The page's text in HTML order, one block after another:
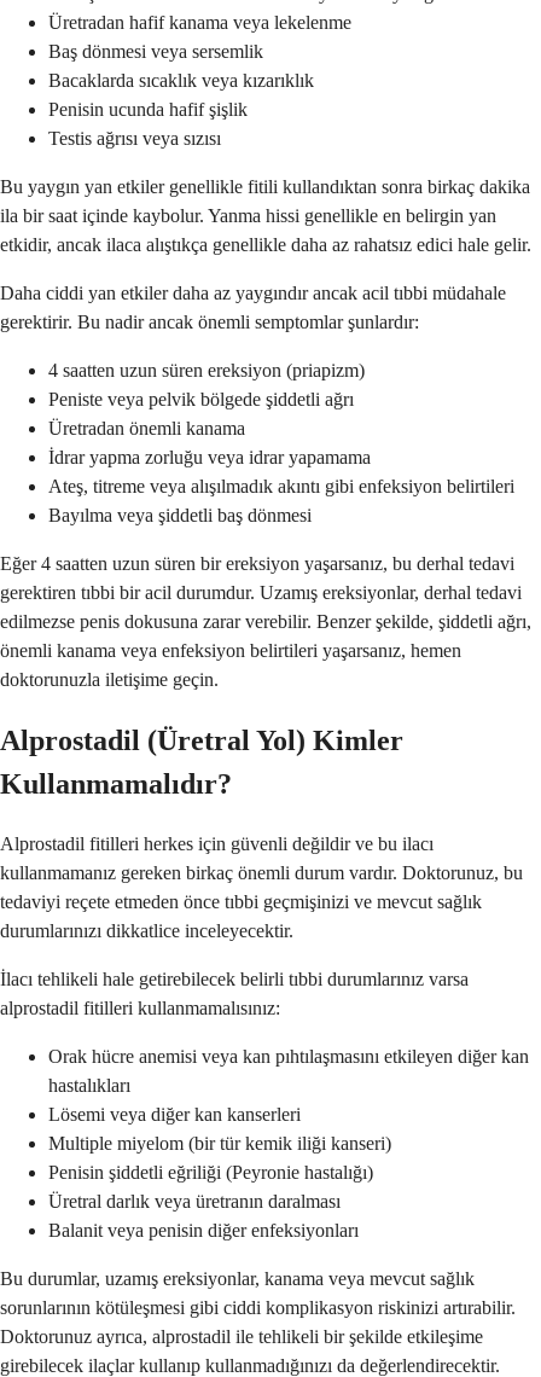
Üretradan hafif kanama veya lekelenme
Baş dönmesi veya sersemlik
Bacaklarda sıcaklık veya kızarıklık
Penisin ucunda hafif şişlik
Testis ağrısı veya sızısı
Bu yaygın yan etkiler genellikle fitili kullandıktan sonra birkaç dakika
ila bir saat içinde kaybolur. Yanma hissi genellikle en belirgin yan
etkidir, ancak ilaca alıştıkça genellikle daha az rahatsız edici hale gelir.
Daha ciddi yan etkiler daha az yaygındır ancak acil tıbbi müdahale
gerektirir. Bu nadir ancak önemli semptomlar şunlardır:
4 saatten uzun süren ereksiyon (priapizm)
Peniste veya pelvik bölgede şiddetli ağrı
Üretradan önemli kanama
İdrar yapma zorluğu veya idrar yapamama
Ateş, titreme veya alışılmadık akıntı gibi enfeksiyon belirtileri
Bayılma veya şiddetli baş dönmesi
Eğer 4 saatten uzun süren bir ereksiyon yaşarsanız, bu derhal tedavi
gerektiren tıbbi bir acil durumdur. Uzamış ereksiyonlar, derhal tedavi
edilmezse penis dokusuna zarar verebilir. Benzer şekilde, şiddetli ağrı,
önemli kanama veya enfeksiyon belirtileri yaşarsanız, hemen
doktorunuzla iletişime geçin.
Alprostadil (Üretral Yol) Kimler
Kullanmamalıdır?
Alprostadil fitilleri herkes için güvenli değildir ve bu ilacı
kullanmamanız gereken birkaç önemli durum vardır. Doktorunuz, bu
tedaviyi reçete etmeden önce tıbbi geçmişinizi ve mevcut sağlık
durumlarınızı dikkatlice inceleyecektir.
İlacı tehlikeli hale getirebilecek belirli tıbbi durumlarınız varsa
alprostadil fitilleri kullanmamalısınız:
Orak hücre anemisi veya kan pıhtılaşmasını etkileyen diğer kan
hastalıkları
Lösemi veya diğer kan kanserleri
Multiple miyelom (bir tür kemik iliği kanseri)
Penisin şiddetli eğriliği (Peyronie hastalığı)
Üretral darlık veya üretranın daralması
Balanit veya penisin diğer enfeksiyonları
Bu durumlar, uzamış ereksiyonlar, kanama veya mevcut sağlık
sorunlarının kötüleşmesi gibi ciddi komplikasyon riskinizi artırabilir.
Doktorunuz ayrıca, alprostadil ile tehlikeli bir şekilde etkileşime
girebilecek ilaçlar kullanıp kullanmadığınızı da değerlendirecektir.